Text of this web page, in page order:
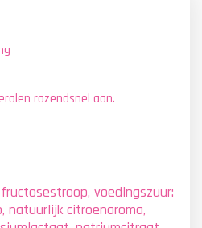
razendsnel aan.
voedingszuur:
natuurlijk citroenaroma,